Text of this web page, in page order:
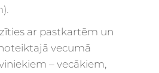
ar pastkartēm un
vecumā
– vecākiem,